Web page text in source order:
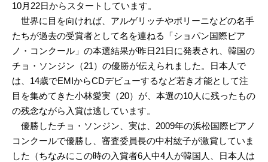
10月22日からスタートしています。
世界に目を向ければ、アルゲリッチやポリーニなどの名手
たちが過去の受賞者として名を連ねる「ショパン国際ピア
ノ・コンクール」の本選結果が昨日21日に発表され、韓国の
チョ・ソンジン（21）の優勝が伝えられました。日本人で
は、14歳でEMIからCDデビューするなど若き才能として注
目を集めてきた小林愛実（20）が、本選の10人に残ったもの
の残念ながら入賞は逃しています。
優勝したチョ・ソンジン、実は、2009年の浜松国際ピアノ
コンクールで優勝し、審査委員長の中村紘子が激賞していま
した（ちなみにこの時の入賞者6人中4人が韓国人、日本人は